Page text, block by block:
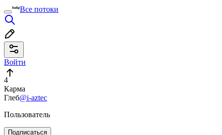
Все потоки
Войти
4
Карма
Глеб@i-aztec
Пользователь
Подписаться